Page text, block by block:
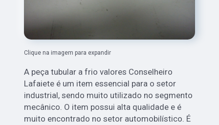
Clique na imagem para expandir
A peça tubular a frio valores Conselheiro
Lafaiete é um item essencial para o setor
industrial, sendo muito utilizado no segmento
mecânico. O item possui alta qualidade e é
muito encontrado no setor automobilístico. É